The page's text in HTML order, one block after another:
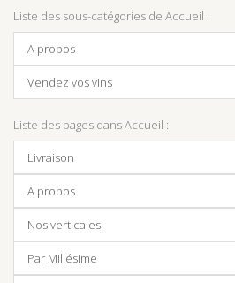
Liste des sous-catégories de Accueil :
A propos
Vendez vos vins
Liste des pages dans Accueil :
Livraison
A propos
Nos verticales
Par Millésime